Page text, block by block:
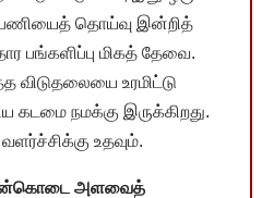
தொய்வு இன்றித்
பங்களிப்பு மிகத் தேவை.
விடுதலையை உரமிட்டு
நமக்கு இருக்கிறது.
உதவும்.
அளவைத்